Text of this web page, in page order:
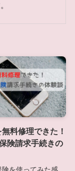
料修理できた！
険請求手続きの